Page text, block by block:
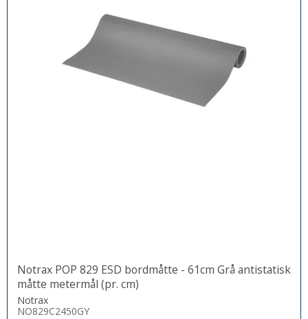
Notrax POP 829 ESD bordmåtte - 61cm Grå antistatisk
måtte metermål (pr. cm)
Notrax
NO829C2450GY